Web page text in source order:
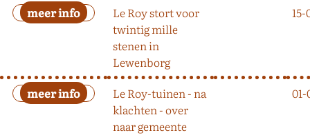
Le Roy stort voor
twintig mille
stenen in
Lewenborg
15-
Le Roy-tuinen - na
klachten - over
naar gemeente
01-